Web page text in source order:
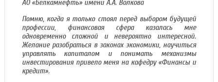
АО «Белкамнефть» имени А.А. Волкова
Помню, когда я только стоял перед выбором будущей
профессии, финансовая сфера казалась мне
одновременно сложной и невероятно интересной.
Желание разобраться в законах экономики, научиться
управлять капиталом и понимать механизмы
инвестирования привело меня на кафедру «Финансы и
кредит».